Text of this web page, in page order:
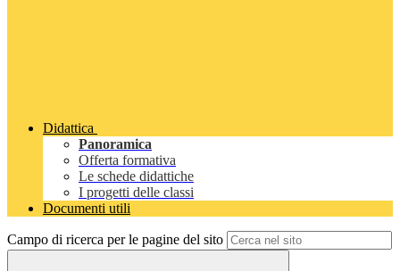
Didattica
Panoramica
Offerta formativa
Le schede didattiche
I progetti delle classi
Documenti utili
Campo di ricerca per le pagine del sito